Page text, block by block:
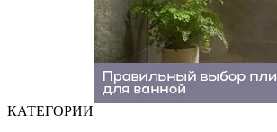
КАТЕГОРИИ